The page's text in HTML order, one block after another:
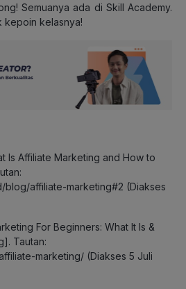
Semuanya ada di Skill Academy.
kelasnya!
Is Affiliate Marketing and How to
blog/affiliate-marketing#2 (Diakses
For Beginners: What It Is &
Tautan:
marketing/ (Diakses 5 Juli